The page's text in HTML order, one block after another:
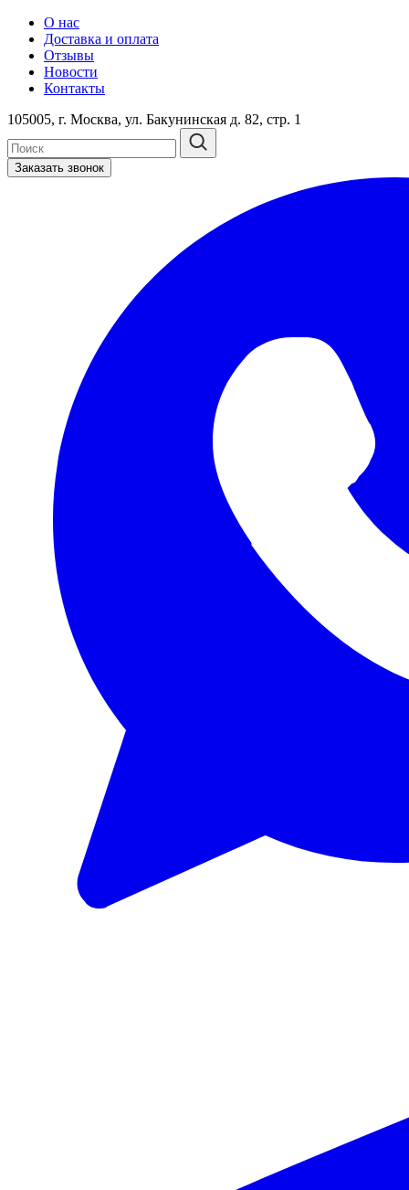
О нас
Доставка и оплата
Отзывы
Новости
Контакты
105005, г. Москва, ул. Бакунинская д. 82, стр. 1
Заказать звонок